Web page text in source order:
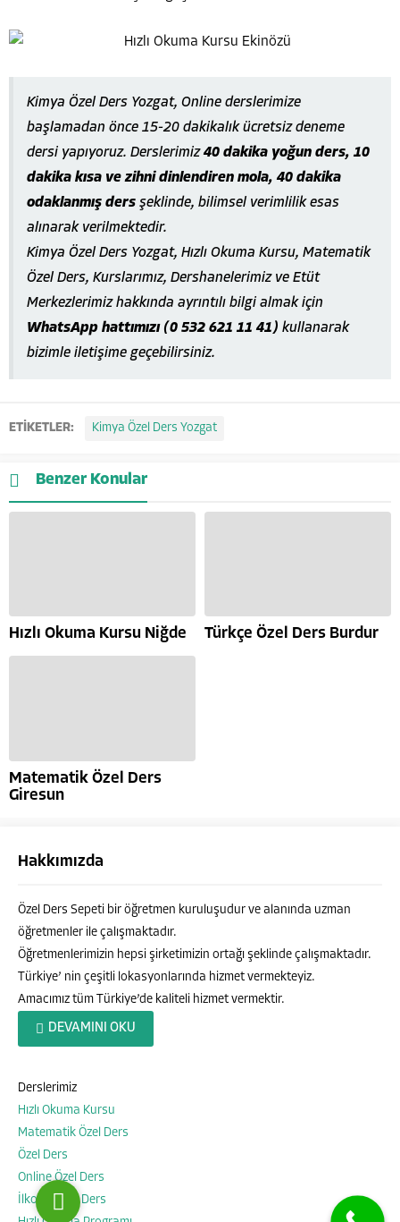
Kimya Özel Ders Yozgat, Online derslerimize
başlamadan önce 15-20 dakikalık ücretsiz deneme
dersi yapıyoruz. Derslerimiz40 dakika yoğun ders, 10
dakika kısa ve zihni dinlendiren mola, 40 dakika
odaklanmış ders şeklinde, bilimsel verimlilik esas
alınarak verilmektedir.
Kimya Özel Ders Yozgat, Hızlı Okuma Kursu, Matematik
Özel Ders, Kurslarımız, Dershanelerimiz ve Etüt
Merkezlerimiz hakkında ayrıntılı bilgi almak için
WhatsApp hattımızı (0 532 621 11 41) kullanarak
bizimle iletişime geçebilirsiniz.
ETİKETLER: Kimya Özel Ders Yozgat
Benzer Konular
Hızlı Okuma Kursu Niğde Türkçe Özel Ders Burdur
Matematik Özel Ders
Giresun
Hakkımızda
Özel Ders Sepeti bir öğretmen kuruluşudur ve alanında uzman
öğretmenler ile çalışmaktadır.
Öğretmenlerimizin hepsi şirketimizin ortağı şeklinde çalışmaktadır.
Türkiye’ nin çeşitli lokasyonlarında hizmet vermekteyiz.
Amacımız tüm Türkiye’de kaliteli hizmet vermektir.
DEVAMINI OKU
Derslerimiz
Hızlı Okuma Kursu
Matematik Özel Ders
Özel Ders
Online Özel Ders
İlkokul Özel Ders
Özel Ders Sepeti